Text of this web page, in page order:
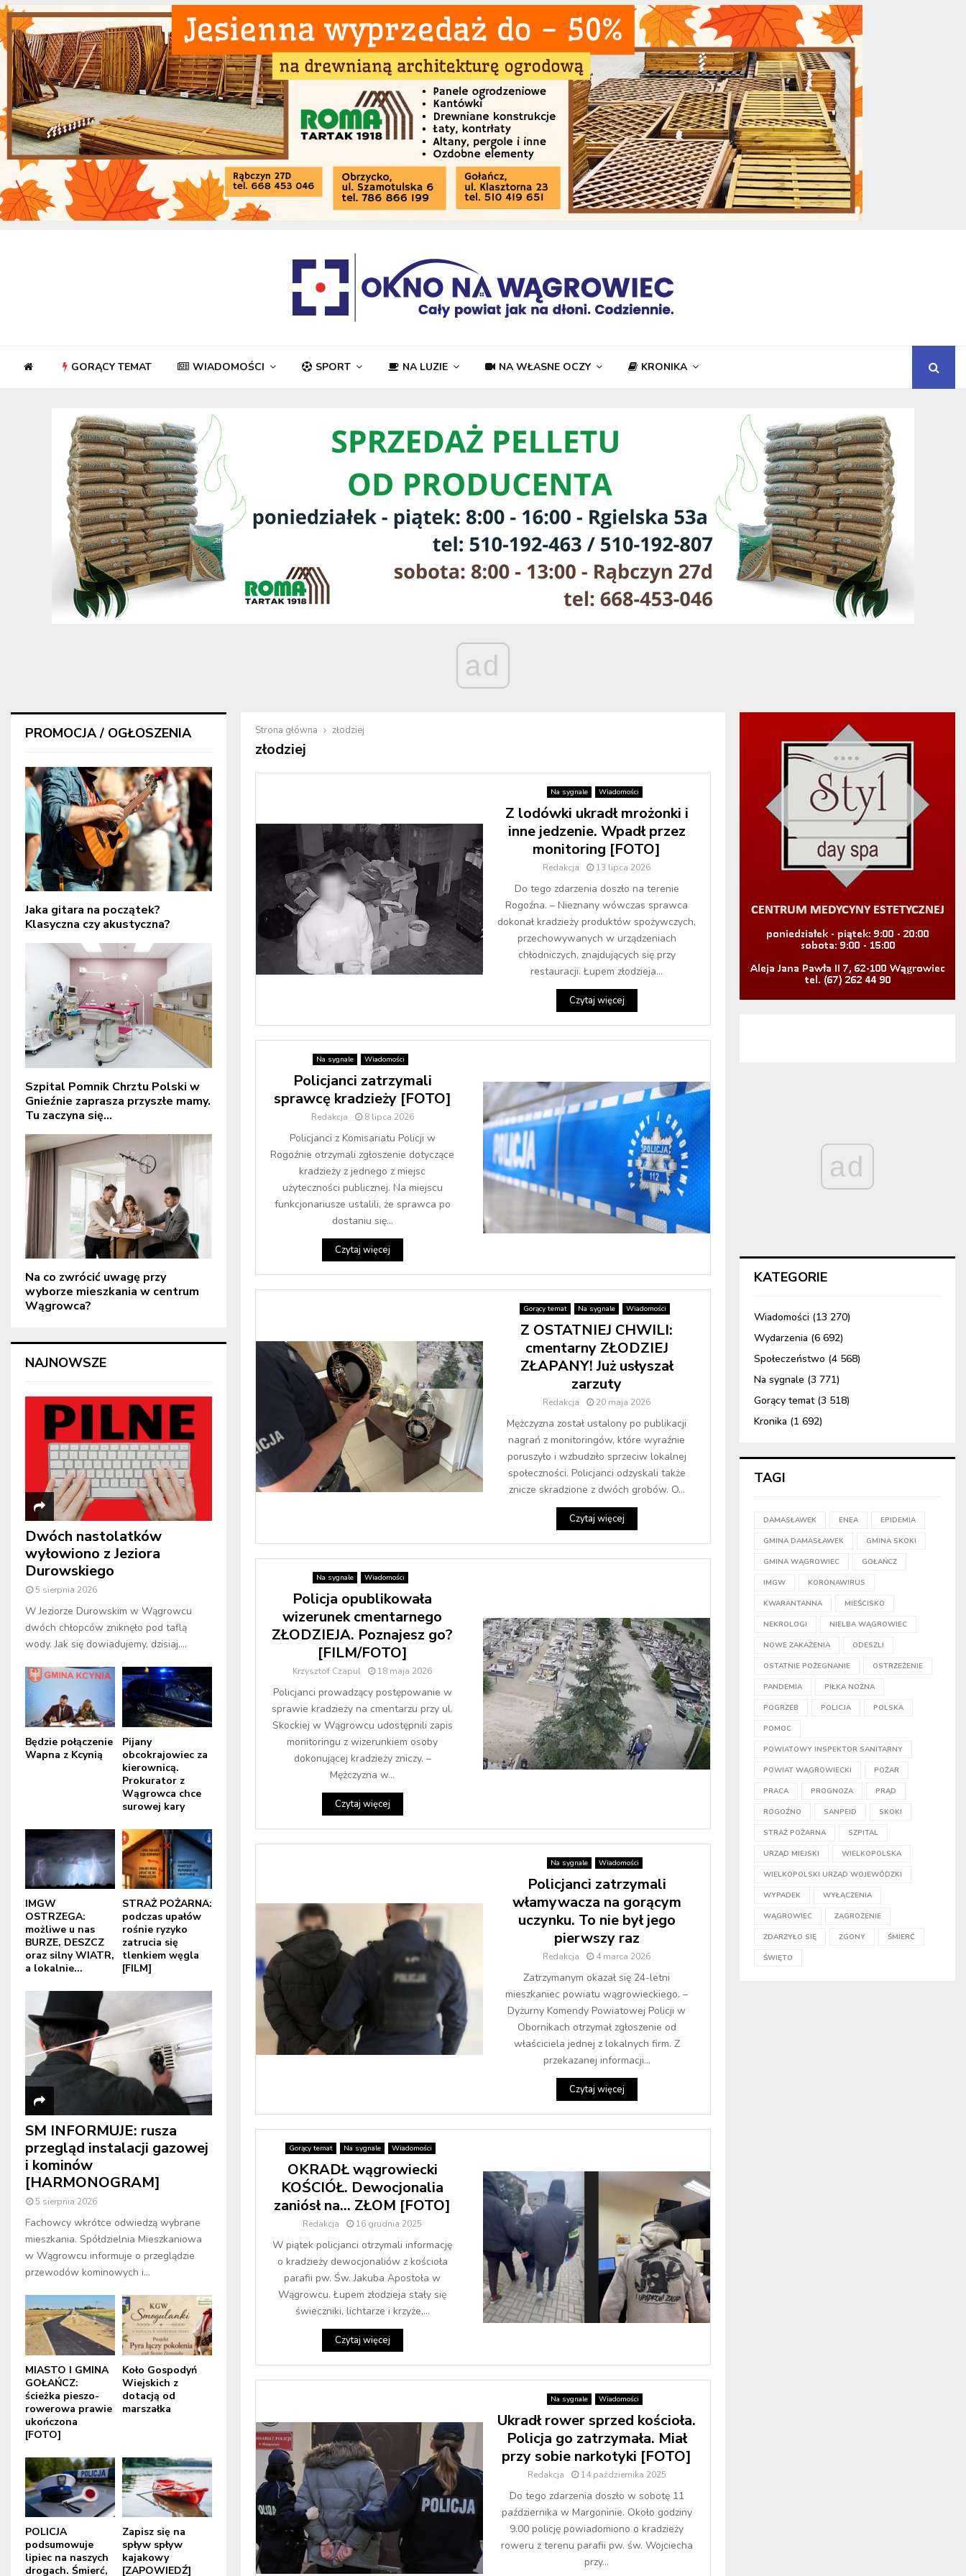
GORĄCY TEMAT WIADOMOŚCI SPORT NA LUZIE NA WŁASNE OCZY KRONIKA
ad
Strona główna złodziej
złodziej
Na sygnale Wiadomości
Z lodówki ukradł mrożonki i
inne jedzenie. Wpadł przez
monitoring [FOTO]
Redakcja 13 lipca 2026
Do tego zdarzenia doszło na terenie
Rogoźna. – Nieznany wówczas sprawca
dokonał kradzieży produktów spożywczych,
przechowywanych w urządzeniach
chłodniczych, znajdujących się przy
restauracji. Łupem złodzieja...
Czytaj więcej
Na sygnale Wiadomości
Policjanci zatrzymali
sprawcę kradzieży [FOTO]
Redakcja 8 lipca 2026
Policjanci z Komisariatu Policji w
Rogoźnie otrzymali zgłoszenie dotyczące
kradzieży z jednego z miejsc
użyteczności publicznej. Na miejscu
funkcjonariusze ustalili, że sprawca po
dostaniu się...
Czytaj więcej
Gorący temat Na sygnale Wiadomości
Z OSTATNIEJ CHWILI:
cmentarny ZŁODZIEJ
ZŁAPANY! Już usłyszał
zarzuty
Redakcja 20 maja 2026
Mężczyzna został ustalony po publikacji
nagrań z monitoringów, które wyraźnie
poruszyło i wzbudziło sprzeciw lokalnej
społeczności. Policjanci odzyskali także
znicze skradzione z dwóch grobów. O...
Czytaj więcej
Na sygnale Wiadomości
Policja opublikowała
wizerunek cmentarnego
ZŁODZIEJA. Poznajesz go?
[FILM/FOTO]
Krzysztof Czapul 18 maja 2026
Policjanci prowadzący postępowanie w
sprawie kradzieży na cmentarzu przy ul.
Skockiej w Wągrowcu udostępnili zapis
monitoringu z wizerunkiem osoby
dokonującej kradzieży zniczy. –
Mężczyzna w...
Czytaj więcej
Na sygnale Wiadomości
Policjanci zatrzymali
włamywacza na gorącym
uczynku. To nie był jego
pierwszy raz
Redakcja 4 marca 2026
Zatrzymanym okazał się 24-letni
mieszkaniec powiatu wągrowieckiego. –
Dyżurny Komendy Powiatowej Policji w
Obornikach otrzymał zgłoszenie od
właściciela jednej z lokalnych firm. Z
przekazanej informacji...
Czytaj więcej
Gorący temat Na sygnale Wiadomości
OKRADŁ wągrowiecki
KOŚCIÓŁ. Dewocjonalia
zaniósł na… ZŁOM [FOTO]
Redakcja 16 grudnia 2025
W piątek policjanci otrzymali informację
o kradzieży dewocjonaliów z kościoła
parafii pw. Św. Jakuba Apostoła w
Wągrowcu. Łupem złodzieja stały się
świeczniki, lichtarze i krzyże,...
Czytaj więcej
Na sygnale Wiadomości
Ukradł rower sprzed kościoła.
Policja go zatrzymała. Miał
przy sobie narkotyki [FOTO]
Redakcja 14 października 2025
Do tego zdarzenia doszło w sobotę 11
października w Margoninie. Około godziny
9.00 policję powiadomiono o kradzieży
roweru z terenu parafii pw. św. Wojciecha
przy...
PROMOCJA / OGŁOSZENIA
Jaka gitara na początek?
Klasyczna czy akustyczna?
Szpital Pomnik Chrztu Polski w
Gnieźnie zaprasza przyszłe mamy.
Tu zaczyna się...
Na co zwrócić uwagę przy
wyborze mieszkania w centrum
Wągrowca?
NAJNOWSZE
Dwóch nastolatków
wyłowiono z Jeziora
Durowskiego
5 sierpnia 2026
W Jeziorze Durowskim w Wągrowcu
dwóch chłopców zniknęło pod taflą
wody. Jak się dowiadujemy, dzisiaj,...
Będzie połączenie
Wapna z Kcynią
Pijany
obcokrajowiec za
kierownicą.
Prokurator z
Wągrowca chce
surowej kary
IMGW
OSTRZEGA:
możliwe u nas
BURZE, DESZCZ
oraz silny WIATR,
a lokalnie...
STRAŻ POŻARNA:
podczas upałów
rośnie ryzyko
zatrucia się
tlenkiem węgla
[FILM]
SM INFORMUJE: rusza
przegląd instalacji gazowej
i kominów
[HARMONOGRAM]
5 sierpnia 2026
Fachowcy wkrótce odwiedzą wybrane
mieszkania. Spółdzielnia Mieszkaniowa
w Wągrowcu informuje o przeglądzie
przewodów kominowych i...
MIASTO I GMINA
GOŁAŃCZ:
ścieżka pieszo-
rowerowa prawie
ukończona
[FOTO]
Koło Gospodyń
Wiejskich z
dotacją od
marszałka
POLICJA
podsumowuje
lipiec na naszych
drogach. Śmierć,
Zapisz się na
spływ spływ
kajakowy
[ZAPOWIEDŹ]
ad
KATEGORIE
Wiadomości (13 270)
Wydarzenia (6 692)
Społeczeństwo (4 568)
Na sygnale (3 771)
Gorący temat(3 518)
Kronika (1 692)
TAGI
DAMASŁAWEK ENEA EPIDEMIA
GMINA DAMASŁAWEK GMINA SKOKI
GMINA WĄGROWIEC GOŁAŃCZ
IMGW KORONAWIRUS
KWARANTANNA MIEŚCISKO
NEKROLOGI NIELBA WĄGROWIEC
NOWE ZAKAŻENIA ODESZLI
OSTATNIE POŻEGNANIE OSTRZEŻENIE
PANDEMIA PIŁKA NOŻNA
POGRZEB POLICJA POLSKA
POMOC
POWIATOWY INSPEKTOR SANITARNY
POWIAT WĄGROWIECKI POŻAR
PRACA PROGNOZA PRĄD
ROGOŹNO SANPEID SKOKI
STRAŻ POŻARNA SZPITAL
URZĄD MIEJSKI WIELKOPOLSKA
WIELKOPOLSKI URZĄD WOJEWÓDZKI
WYPADEK WYŁĄCZENIA
WĄGROWIEC ZAGROŻENIE
ZDARZYŁO SIĘ ZGONY ŚMIERĆ
ŚWIĘTO